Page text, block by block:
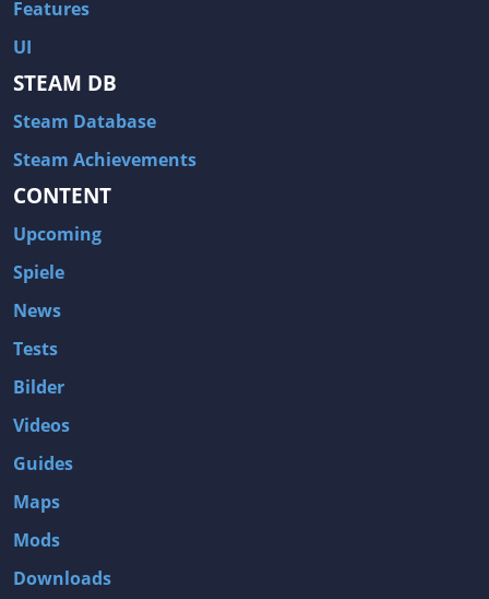
Features
UI
STEAM DB
Steam Database
Steam Achievements
CONTENT
Upcoming
Spiele
News
Tests
Bilder
Videos
Guides
Maps
Mods
Downloads